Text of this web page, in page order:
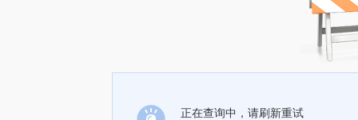
正在查询中，请刷新重试